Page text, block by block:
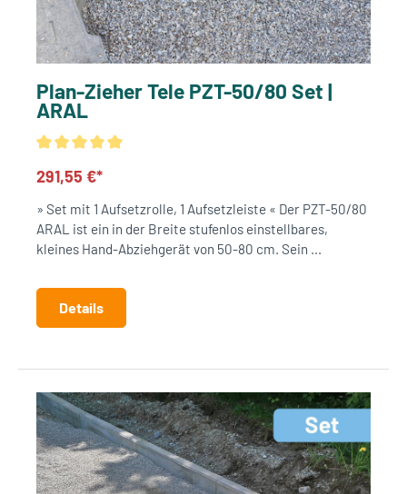
Plan-Zieher Tele PZT-50/80 Set |
ARAL
291,55 €*
» Set mit 1 Aufsetzrolle, 1 Aufsetzleiste « Der PZT-50/80
ARAL ist ein in der Breite stufenlos einstellbares,
kleines Hand-Abziehgerät von 50-80 cm. Sein ...
Details